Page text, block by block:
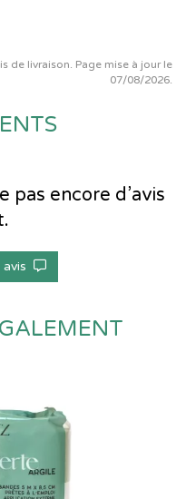
de livraison. Page mise à jour le
07/08/2026.
pas encore d’avis